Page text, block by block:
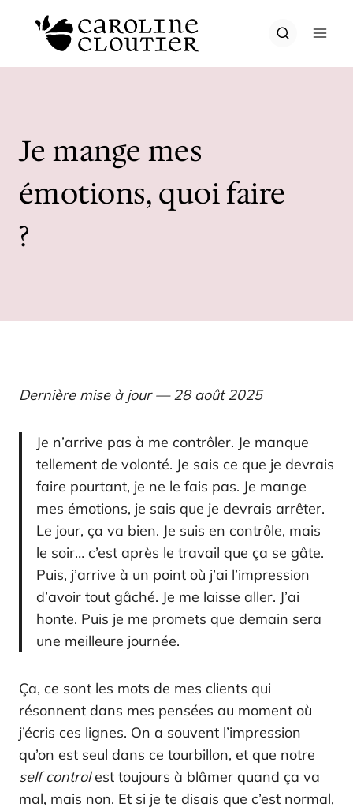
Je mange mes
émotions, quoi faire
?
Dernière mise à jour — 28 août 2025
Je n’arrive pas à me contrôler. Je manque
tellement de volonté. Je sais ce que je devrais
faire pourtant, je ne le fais pas. Je mange
mes émotions, je sais que je devrais arrêter.
Le jour, ça va bien. Je suis en contrôle, mais
le soir… c’est après le travail que ça se gâte.
Puis, j’arrive à un point où j’ai l’impression
d’avoir tout gâché. Je me laisse aller. J’ai
honte. Puis je me promets que demain sera
une meilleure journée.
Ça, ce sont les mots de mes clients qui
résonnent dans mes pensées au moment où
j’écris ces lignes. On a souvent l’impression
qu’on est seul dans ce tourbillon, et que notre
self controlest toujours à blâmer quand ça va
mal, mais non. Et si je te disais que c’est normal,